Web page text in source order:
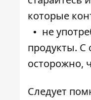
которые
не
продукты.
осторожно,
Следует